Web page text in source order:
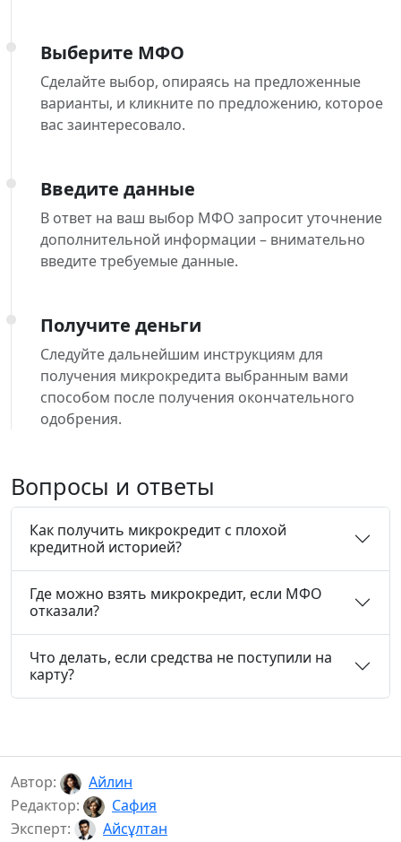
Выберите МФО
Сделайте выбор, опираясь на предложенные
варианты, и кликните по предложению, которое
вас заинтересовало.
Введите данные
В ответ на ваш выбор МФО запросит уточнение
дополнительной информации – внимательно
введите требуемые данные.
Получите деньги
Следуйте дальнейшим инструкциям для
получения микрокредита выбранным вами
способом после получения окончательного
одобрения.
Вопросы и ответы
Как получить микрокредит с плохой
кредитной историей?
Где можно взять микрокредит, если МФО
отказали?
Что делать, если средства не поступили на
карту?
Автор:
Айлин
Редактор:
Сафия
Эксперт:
Айсұлтан